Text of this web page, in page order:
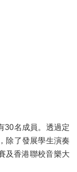
30名成員。透過定
除了發展學生演奏
及香港聯校音樂大